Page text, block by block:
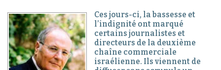
Ces jours-ci, la bassesse et
l’indignité ont marqué
certains journalistes et
directeurs de la deuxième
chaîne commerciale
israélienne. Ils viennent de